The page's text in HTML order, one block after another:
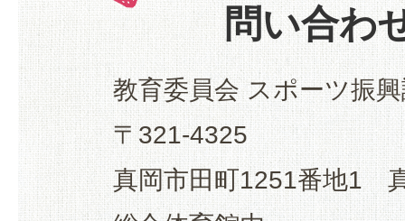
問い合わ
教育委員会 スポーツ振
〒321-4325
真岡市田町1251番地1